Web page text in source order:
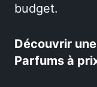
budget.
Découvrir
Parfums à